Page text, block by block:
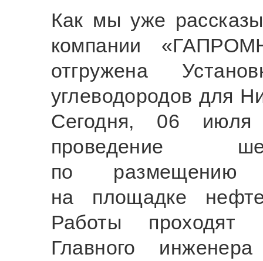
Как мы уже
компании
отгружена
углеводородов для
Сегодня, 06
проведение
по размещению
на площадке
Работы проходят
Главного